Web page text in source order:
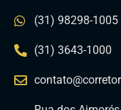
(31) 98298-1005
(31) 3643-1000